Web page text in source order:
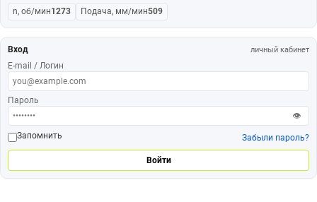
n, об/мин1273 Подача, мм/мин509
Вход личный кабинет
E-mail / Логин
Пароль
👁
Запомнить
Забыли пароль?
Войти